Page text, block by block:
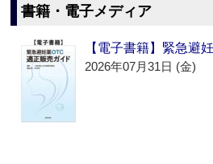
書籍・電子メディア
【電子書籍】緊急避
2026年07月31日 (金)